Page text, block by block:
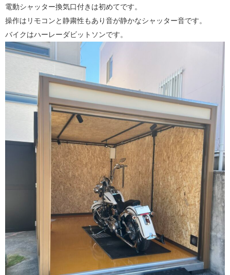
電動シャッター換気口付きは初めてです。
操作はリモコンと静粛性もあり音が静かなシャッター音です。
バイクはハーレーダビットソンです。